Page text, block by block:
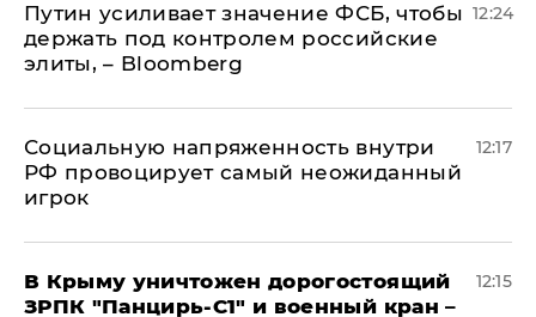
Путин усиливает значение ФСБ, чтобы
держать под контролем российские
элиты, – Bloomberg
12:24
Социальную напряженность внутри
РФ провоцирует самый неожиданный
игрок
12:17
В Крыму уничтожен дорогостоящий
ЗРПК "Панцирь-С1" и военный кран –
12:15